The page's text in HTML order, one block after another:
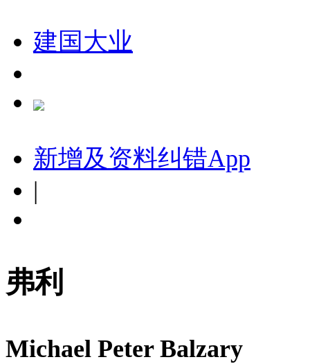
建国大业
新增及资料纠错App
|
弗利
Michael Peter Balzary